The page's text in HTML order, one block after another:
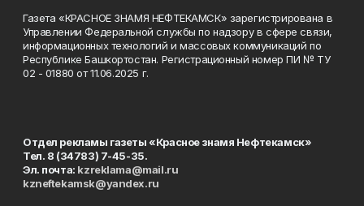
Газета «КРАСНОЕ ЗНАМЯ НЕФТЕКАМСК» зарегистрирована в
Управлении Федеральной службы по надзору в сфере связи,
информационных технологий и массовых коммуникаций по
Республике Башкортостан. Регистрационный номер ПИ № ТУ
02 - 01880 от 11.06.2025 г.
Отдел рекламы газеты «Красное знамя Нефтекамск»
Тел. 8 (34783) 7-45-35.
Эл. почта: kzreklama@mail.ru
kzneftekamsk@yandex.ru